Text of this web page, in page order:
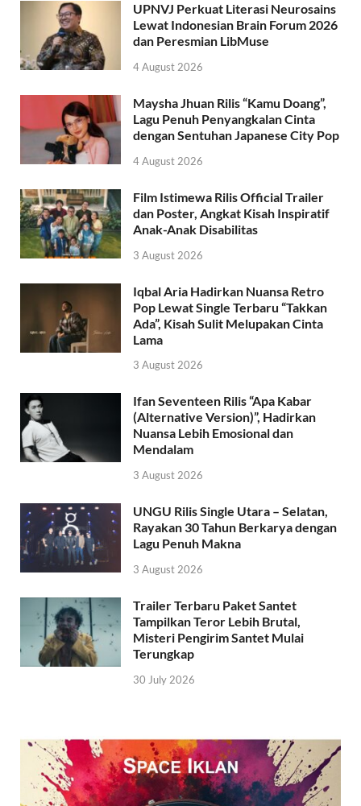
UPNVJ Perkuat Literasi Neurosains
Lewat Indonesian Brain Forum 2026
dan Peresmian LibMuse
4 August 2026
Maysha Jhuan Rilis “Kamu Doang”,
Lagu Penuh Penyangkalan Cinta
dengan Sentuhan Japanese City Pop
4 August 2026
Film Istimewa Rilis Official Trailer
dan Poster, Angkat Kisah Inspiratif
Anak-Anak Disabilitas
3 August 2026
Iqbal Aria Hadirkan Nuansa Retro
Pop Lewat Single Terbaru “Takkan
Ada”, Kisah Sulit Melupakan Cinta
Lama
3 August 2026
Ifan Seventeen Rilis “Apa Kabar
(Alternative Version)”, Hadirkan
Nuansa Lebih Emosional dan
Mendalam
3 August 2026
UNGU Rilis Single Utara – Selatan,
Rayakan 30 Tahun Berkarya dengan
Lagu Penuh Makna
3 August 2026
Trailer Terbaru Paket Santet
Tampilkan Teror Lebih Brutal,
Misteri Pengirim Santet Mulai
Terungkap
30 July 2026